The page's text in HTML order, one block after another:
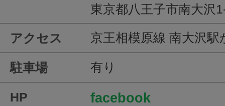
東京都八王子市南大沢
アクセス 京王相模原線 南大沢駅
駐車場 有り
HP facebook